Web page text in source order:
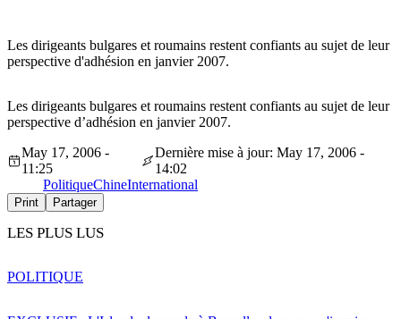
Les dirigeants bulgares et roumains restent confiants au sujet de leur
perspective d'adhésion en janvier 2007.
Les dirigeants bulgares et roumains restent confiants au sujet de leur
perspective d’adhésion en janvier 2007.
May 17, 2006 -
11:25
Dernière mise à jour: May 17, 2006 -
14:02
PolitiqueChineInternational
Print Partager
LES PLUS LUS
POLITIQUE